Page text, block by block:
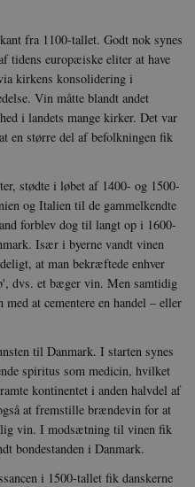
fra 1100-tallet. Godt nok synes
tidens europæiske eliter at have
kirkens konsolidering i
Vin måtte blandt andet
i landets mange kirker. Det var
en større del af befolkningen fik
stødte i løbet af 1400- og 1500-
og Italien til de gammelkendte
forblev dog til langt op i 1600-
Især i byerne vandt vinen
at man bekræftede enhver
dvs. et bæger vin. Men samtidig
at cementere en handel – eller
til Danmark. I starten synes
spiritus som medicin, hvilket
kontinentet i anden halvdel af
at fremstille brændevin for at
vin. I modsætning til vinen fik
bondestanden i Danmark.
i 1500-tallet fik danskerne